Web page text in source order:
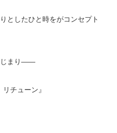
としたひと時をがコンセプト
じまり――
チューン』